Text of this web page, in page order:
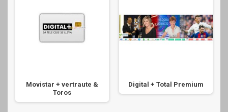
Movistar + vertraute &
Toros
Digital + Total Premium